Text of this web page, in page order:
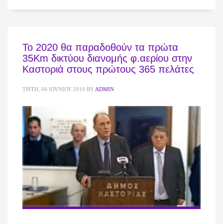
Το 2020 θα παραδοθούν τα πρώτα
35Km δικτύου διανομής φ.αερίου στην
Καστοριά στους πρώτους 365 πελάτες
ΤΡΊΤΗ, 04 ΙΟΥΝΊΟΥ 2019 BY ADMIN